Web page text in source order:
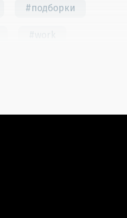
#подборки
#упражнения